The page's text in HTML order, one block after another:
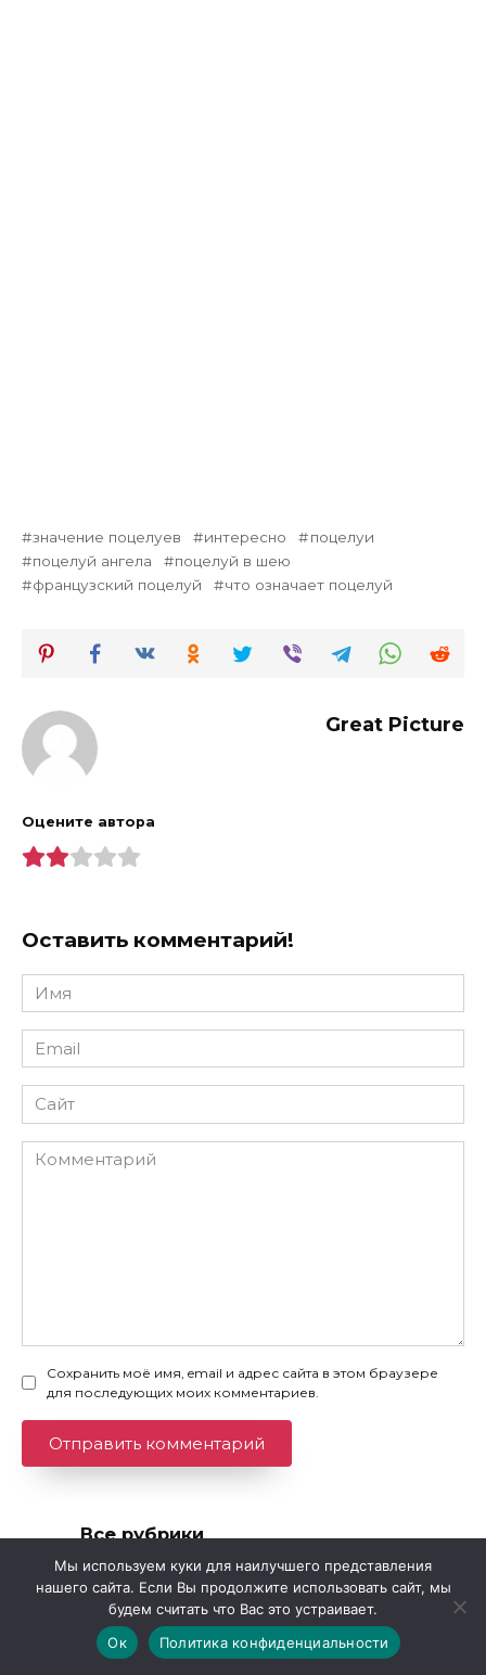
значение поцелуев интересно
поцелуи
поцелуй ангела
поцелуй в шею
французский поцелуй
что означает поцелуй
Great Picture
Оцените автора
Оставить комментарий!
Имя
*
Email
*
Сайт
Комментарий
Сохранить моё имя, email и адрес сайта в этом браузере
для последующих моих комментариев.
Все рубрики
Все
рубрики
Мы используем куки для наилучшего представления
нашего сайта. Если Вы продолжите использовать сайт, мы
будем считать что Вас это устраивает.
Ок
Политика конфиденциальности